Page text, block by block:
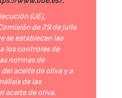
(UE),
de 29 de julio
se establecen las
los controles de
normas de
aceite de oliva y a
de las
aceite de oliva.